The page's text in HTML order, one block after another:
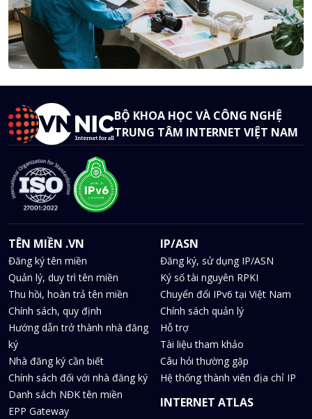
BỘ KHOA HỌC VÀ CÔNG NGHỆ
TRUNG TÂM INTERNET VIỆT NAM
TÊN MIỀN .VN
Đăng ký tên miền
Quản lý, duy trì tên miền
Thu hồi, hoàn trả tên miền
Chính sách, quy định
Hướng dẫn trở thành nhà đăng
ký
Nhà đăng ký cần biết
Chính sách đối với nhà đăng ký
Danh sách NĐK tên miền
EPP Gateway
IP/ASN
Đăng ký, sử dụng IP/ASN
Ký số tài nguyên RPKI
Chuyển đổi IPv6 tại Việt Nam
Chính sách quản lý
Hỗ trợ
Tài liệu tham khảo
Câu hỏi thường gặp
Hệ thống thành viên địa chỉ IP
INTERNET ATLAS